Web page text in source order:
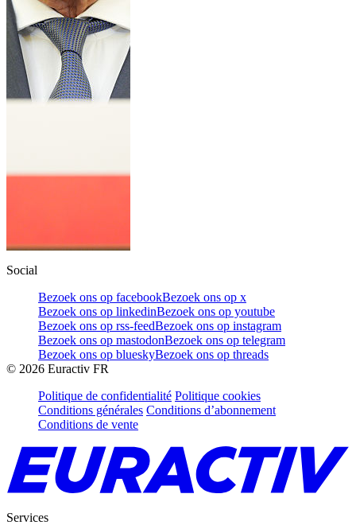
Social
Bezoek ons op facebookBezoek ons op x
Bezoek ons op linkedinBezoek ons op youtube
Bezoek ons op rss-feedBezoek ons op instagram
Bezoek ons op mastodonBezoek ons op telegram
Bezoek ons op blueskyBezoek ons op threads
© 2026 Euractiv FR
Politique de confidentialité Politique cookies
Conditions générales Conditions d’abonnement
Conditions de vente
Services